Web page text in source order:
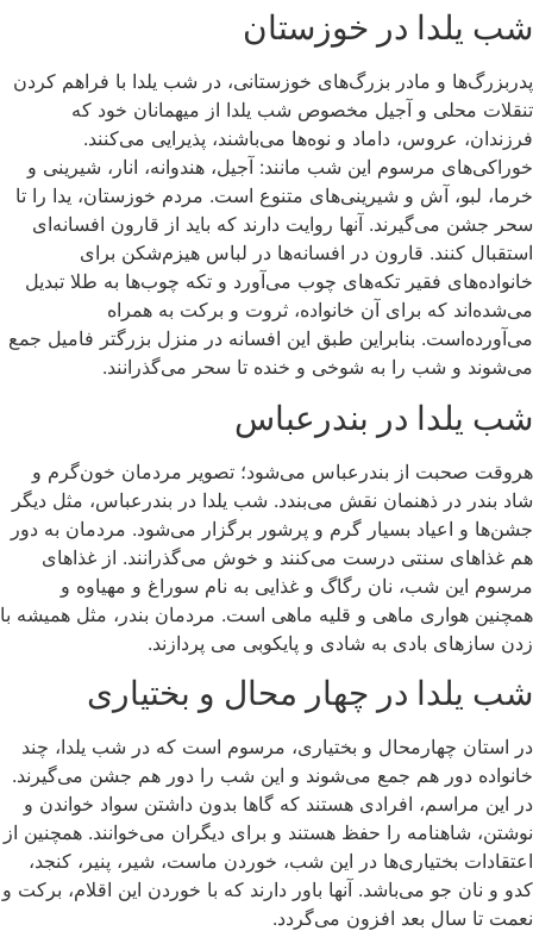
شب یلدا در خوزستان
پدربزرگ‌ها و مادر بزرگ‌های خوزستانی، در شب یلدا با فراهم کردن
تنقلات محلی و آجیل مخصوص شب یلدا از میهمانان خود که
فرزندان، عروس، داماد و نوه‌ها می‌باشند، پذیرایی می‌کنند.
خوراکی‌های مرسوم این شب مانند: آجیل، هندوانه، انار، شیرینی و
خرما، لبو، آش و شیرینی‌های متنوع است. مردم خوزستان، یدا را تا
سحر جشن می‌گیرند. آنها روایت دارند که باید از قارون افسانه‌ای
استقبال کنند. قارون در افسانه‌ها در لباس هیزم‌شکن برای
خانواده‌های فقیر تکه‌های چوب می‌آورد و تکه چوب‌ها به طلا تبدیل
می‌شده‌اند که برای آن خانواده، ثروت و برکت به همراه
می‌آورده‌است. بنابراین طبق این افسانه در منزل بزرگتر فامیل جمع
می‌شوند و شب را به شوخی و خنده تا سحر می‌گذرانند.
شب یلدا در بندرعباس
هروقت صحبت از بندرعباس می‌شود؛ تصویر مردمان خون‌گرم و
شاد بندر در ذهنمان نقش می‌بندد. شب یلدا در بندرعباس، مثل دیگر
جشن‌ها و اعیاد بسیار گرم و پرشور برگزار می‌شود. مردمان به دور
هم غذاهای سنتی درست می‌کنند و خوش می‌گذرانند. از غذاهای
مرسوم این شب، نان رگاگ و غذایی به نام سوراغ و مهیاوه و
همچنین هواری ماهی و قلیه ماهی است. مردمان بندر، مثل همیشه با
زدن سازهای بادی به شادی و پایکوبی می پردازند.
شب یلدا در چهار محال و بختیاری
در استان چهارمحال و بختیاری، مرسوم است که در شب یلدا، چند
خانواده دور هم جمع می‌شوند و این شب را دور هم جشن می‌گیرند.
در این مراسم، افرادی هستند که گاها بدون داشتن سواد خواندن و
نوشتن، شاهنامه را حفظ هستند و برای دیگران می‌خوانند. همچنین از
اعتقادات بختیاری‌ها در این شب، خوردن ماست، شیر، پنیر، کنجد،
کدو و نان جو می‌باشد. آنها باور دارند که با خوردن این اقلام، برکت و
نعمت تا سال بعد افزون می‌گردد.